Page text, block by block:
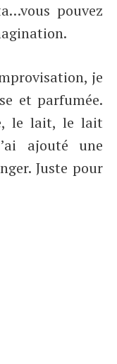
pouvez
je
et parfumée.
le lait, le lait
ajouté une
Juste pour